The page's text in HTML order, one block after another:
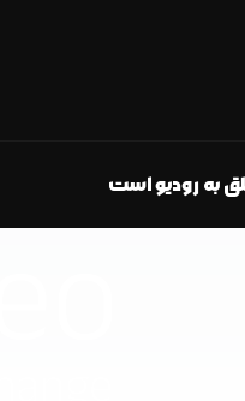
به رودیو است